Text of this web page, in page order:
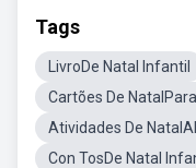
Tags
LivroDe Natal Infantil
Cartões De
Atividades De
Con TosDe Natal